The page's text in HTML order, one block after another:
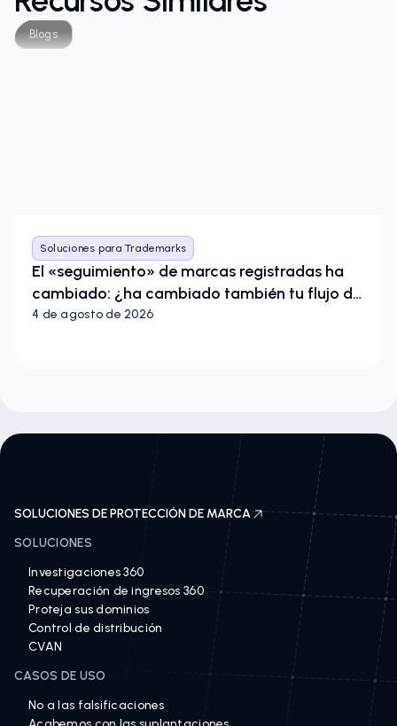
Blogs
Soluciones para Trademarks
El «seguimiento» de marcas registradas ha
cambiado: ¿ha cambiado también tu flujo de
trabajo?
4 de agosto de 2026
SOLUCIONES DE PROTECCIÓN DE MARCA
SOLUCIONES
Investigaciones 360
Recuperación de ingresos 360
Proteja sus dominios
Control de distribución
CVAN
CASOS DE USO
No a las falsificaciones